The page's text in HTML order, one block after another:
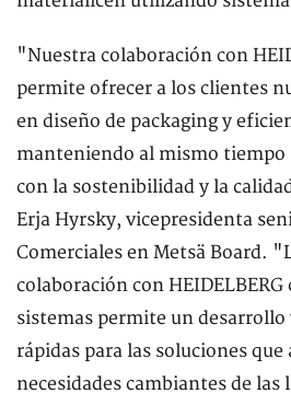
"Nuestra colaboración con
permite ofrecer a los clientes
en diseño de packaging y
manteniendo al mismo
con la sostenibilidad y la
Erja Hyrsky, vicepresidenta
Comerciales en Metsä Board.
colaboración con
sistemas permite un desarrollo
rápidas para las soluciones que
necesidades cambiantes de las